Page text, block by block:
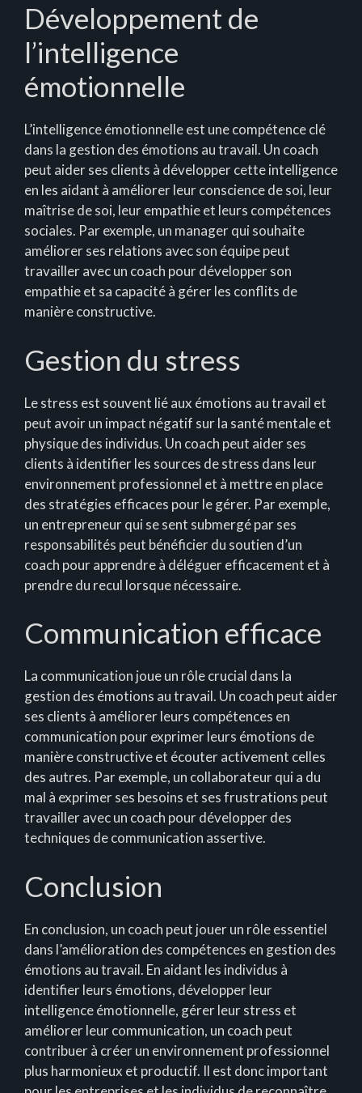
Développement de
l’intelligence
émotionnelle
L’intelligence émotionnelle est une compétence clé
dans la gestion des émotions au travail. Un coach
peut aider ses clients à développer cette intelligence
en les aidant à améliorer leur conscience de soi, leur
maîtrise de soi, leur empathie et leurs compétences
sociales. Par exemple, un manager qui souhaite
améliorer ses relations avec son équipe peut
travailler avec un coach pour développer son
empathie et sa capacité à gérer les conflits de
manière constructive.
Gestion du stress
Le stress est souvent lié aux émotions au travail et
peut avoir un impact négatif sur la santé mentale et
physique des individus. Un coach peut aider ses
clients à identifier les sources de stress dans leur
environnement professionnel et à mettre en place
des stratégies efficaces pour le gérer. Par exemple,
un entrepreneur qui se sent submergé par ses
responsabilités peut bénéficier du soutien d’un
coach pour apprendre à déléguer efficacement et à
prendre du recul lorsque nécessaire.
Communication efficace
La communication joue un rôle crucial dans la
gestion des émotions au travail. Un coach peut aider
ses clients à améliorer leurs compétences en
communication pour exprimer leurs émotions de
manière constructive et écouter activement celles
des autres. Par exemple, un collaborateur qui a du
mal à exprimer ses besoins et ses frustrations peut
travailler avec un coach pour développer des
techniques de communication assertive.
Conclusion
En conclusion, un coach peut jouer un rôle essentiel
dans l’amélioration des compétences en gestion des
émotions au travail. En aidant les individus à
identifier leurs émotions, développer leur
intelligence émotionnelle, gérer leur stress et
améliorer leur communication, un coach peut
contribuer à créer un environnement professionnel
plus harmonieux et productif. Il est donc important